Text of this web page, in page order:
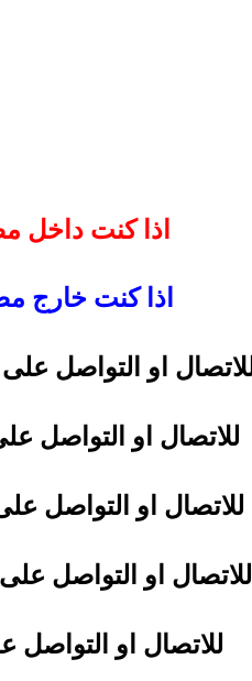
اذا كنت خارج
للاتصال او التواصل
للاتصال او التواصل
للاتصال او التواصل